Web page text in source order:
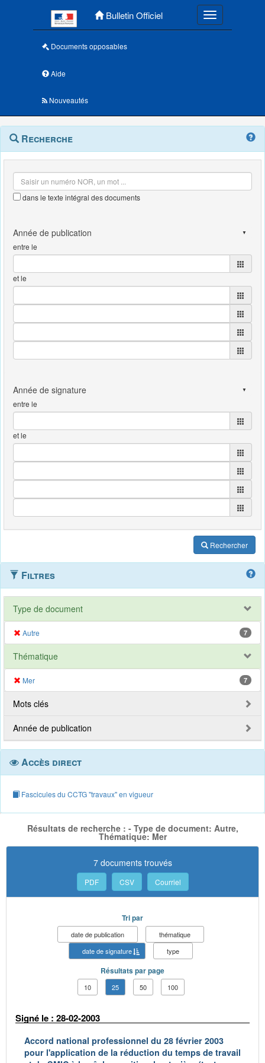
Bulletin Officiel Toggle
Documents opposables
Aide
Nouveautés
Navigation
outils
Menu
contextuel
Recherche
dans le texte intégral des documents
entre le
et le
entre le
et le
Rechercher
Filtres
Type de document
Autre 7
Thématique
Mer 7
Mots clés
Année de publication
Accès direct
Fascicules du CCTG "travaux" en vigueur
Résultats de recherche : - Type de document: Autre,
Thématique: Mer
7 documents trouvés
PDF CSV Courriel
Tri par
date de publication
thématique
date de signature
type
Résultats par page
10 25 50 100
Signé le : 28-02-2003
Accord national professionnel du 28 février 2003
pour l'application de la réduction du temps de travail